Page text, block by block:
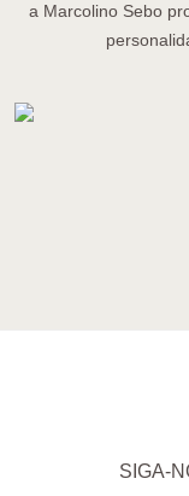
a Marcolino Sebo
SIGA-